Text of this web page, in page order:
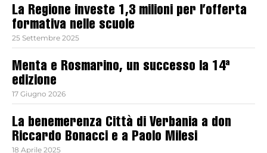
La Regione investe 1,3 milioni per l’offerta
formativa nelle scuole
25 Settembre 2025
Menta e Rosmarino, un successo la 14ª
edizione
17 Giugno 2026
La benemerenza Città di Verbania a don
Riccardo Bonacci e a Paolo Milesi
18 Aprile 2025